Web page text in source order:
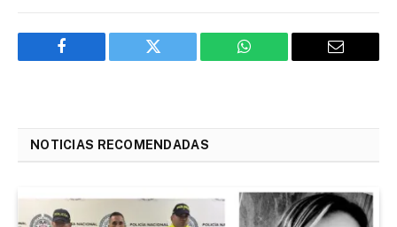
Facebook Twitter WhatsApp Email
NOTICIAS RECOMENDADAS